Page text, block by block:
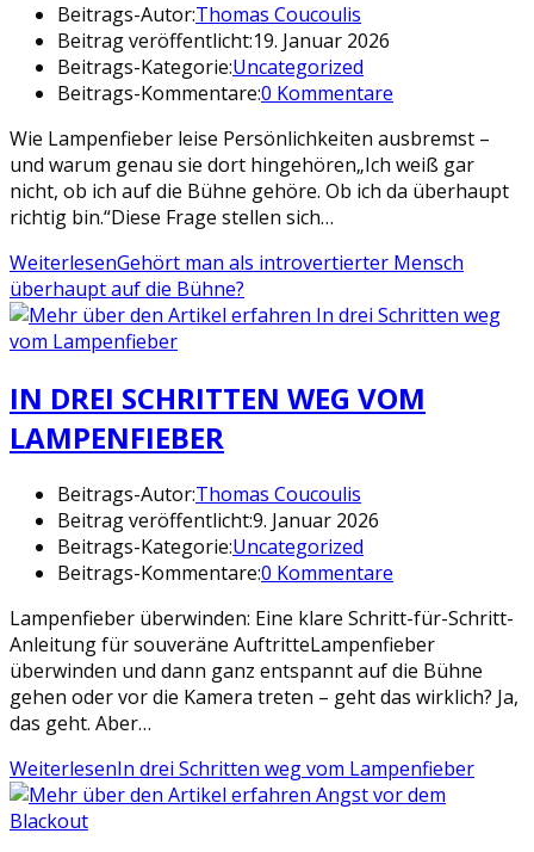
Beitrags-Autor:Thomas Coucoulis
Beitrag veröffentlicht:19. Januar 2026
Beitrags-Kategorie:Uncategorized
Beitrags-Kommentare:0 Kommentare
Wie Lampenfieber leise Persönlichkeiten ausbremst –
und warum genau sie dort hingehören„Ich weiß gar
nicht, ob ich auf die Bühne gehöre. Ob ich da überhaupt
richtig bin.“Diese Frage stellen sich…
WeiterlesenGehört man als introvertierter Mensch
überhaupt auf die Bühne?
IN DREI SCHRITTEN WEG VOM
LAMPENFIEBER
Beitrags-Autor:Thomas Coucoulis
Beitrag veröffentlicht:9. Januar 2026
Beitrags-Kategorie:Uncategorized
Beitrags-Kommentare:0 Kommentare
Lampenfieber überwinden: Eine klare Schritt-für-Schritt-
Anleitung für souveräne AuftritteLampenfieber
überwinden und dann ganz entspannt auf die Bühne
gehen oder vor die Kamera treten – geht das wirklich? Ja,
das geht. Aber…
WeiterlesenIn drei Schritten weg vom Lampenfieber